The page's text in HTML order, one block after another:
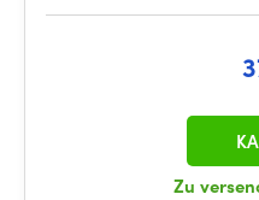
Zu